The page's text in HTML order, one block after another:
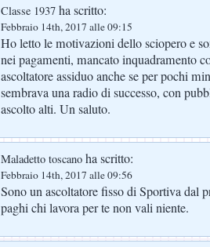
Classe 1937 ha scritto:
Febbraio 14th, 2017 alle 09:15
Ho letto le motivazioni dello sciopero e
nei pagamenti, mancato inquadramento
ascoltatore assiduo anche se per pochi
sembrava una radio di successo, con
ascolto alti. Un saluto.
Maladetto toscano ha scritto:
Febbraio 14th, 2017 alle 09:56
Sono un ascoltatore fisso di Sportiva dal
paghi chi lavora per te non vali niente.